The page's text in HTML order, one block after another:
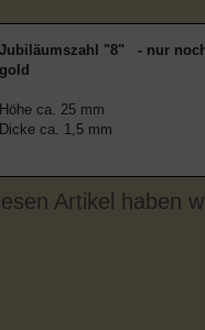
Jubiläumszahl "8" - nur
gold
Höhe ca. 25 mm
Dicke ca. 1,5 mm
Artikel haben